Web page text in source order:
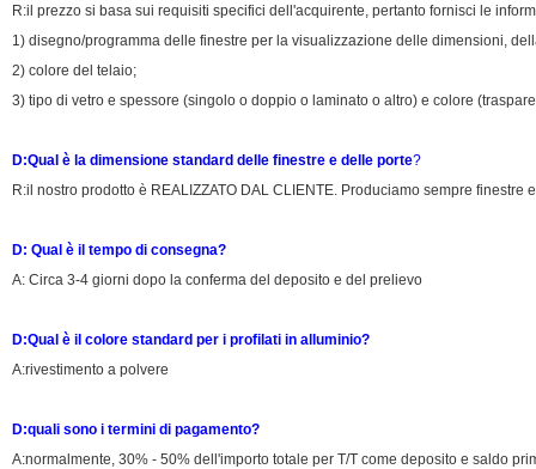
R:il prezzo si basa sui requisiti specifici dell'acquirente, pertanto fornisci le
1) disegno/programma delle finestre per la visualizzazione delle dimensioni,
2) colore del telaio;
3) tipo di vetro e spessore (singolo o doppio o laminato o altro) e colore
D:Qual è la dimensione standard delle finestre e delle porte?
R:il nostro prodotto è REALIZZATO DAL CLIENTE. Produciamo sempre
D: Qual è il tempo di consegna?
A: Circa 3-4 giorni dopo la conferma del deposito e del prelievo
D:Qual è il colore standard per i profilati in alluminio?
A:rivestimento a polvere
D:quali sono i termini di pagamento?
A:normalmente, 30% - 50% dell'importo totale per T/T come deposito e saldo